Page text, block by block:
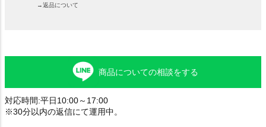
→返品について
商品についての相談をする
対応時間:平日10:00～17:00
※30分以内の返信にて運用中。